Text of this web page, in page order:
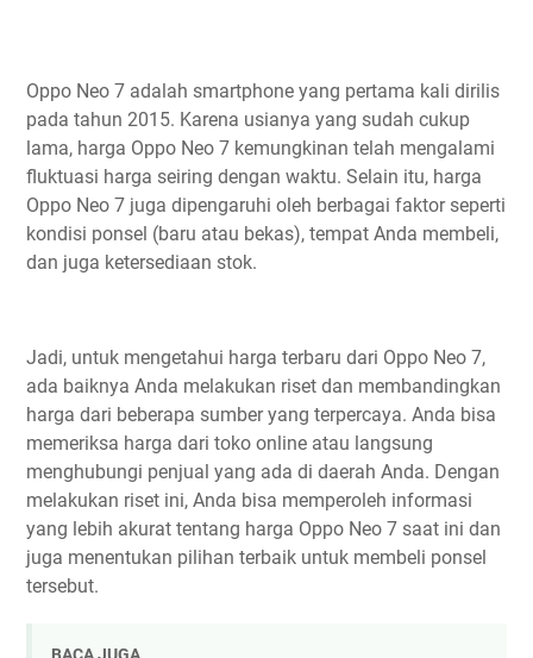
Oppo Neo 7 adalah smartphone yang pertama kali dirilis
pada tahun 2015. Karena usianya yang sudah cukup
lama, harga Oppo Neo 7 kemungkinan telah mengalami
fluktuasi harga seiring dengan waktu. Selain itu, harga
Oppo Neo 7 juga dipengaruhi oleh berbagai faktor seperti
kondisi ponsel (baru atau bekas), tempat Anda membeli,
dan juga ketersediaan stok.
Jadi, untuk mengetahui harga terbaru dari Oppo Neo 7,
ada baiknya Anda melakukan riset dan membandingkan
harga dari beberapa sumber yang terpercaya. Anda bisa
memeriksa harga dari toko online atau langsung
menghubungi penjual yang ada di daerah Anda. Dengan
melakukan riset ini, Anda bisa memperoleh informasi
yang lebih akurat tentang harga Oppo Neo 7 saat ini dan
juga menentukan pilihan terbaik untuk membeli ponsel
tersebut.